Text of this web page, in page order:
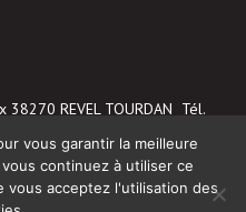
REVEL TOURDAN Tél.
NOUS CONTACTER
vous garantir la meilleure
continuez à utiliser ce
vous acceptez l'utilisation des